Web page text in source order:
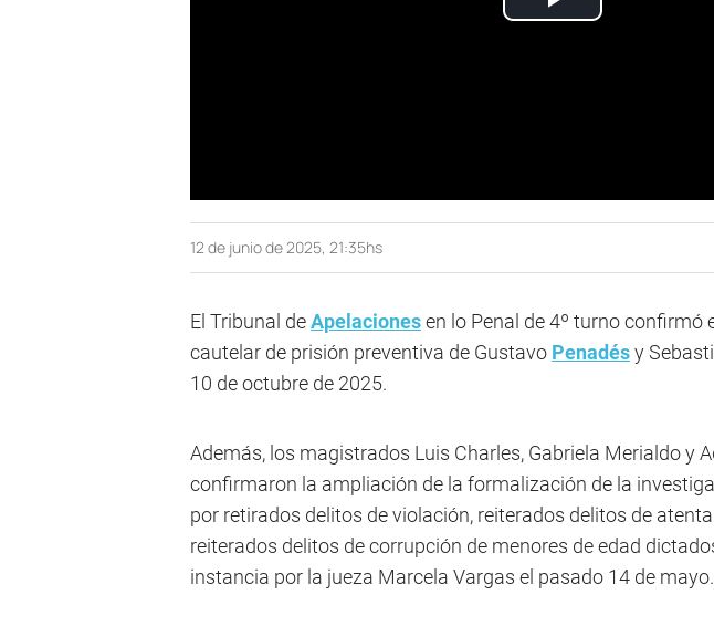
Play
12 de junio de 2025, 21:35hs
El Tribunal deApelacionesen lo Penal de 4º turno confirmó
cautelar de prisión preventiva de Gustavo Penadésy
10 de octubre de 2025.
Además, los magistrados Luis Charles, Gabriela Merialdo y
confirmaron la ampliación de la formalización de la
por retirados delitos de violación, reiterados delitos de
reiterados delitos de corrupción de menores de edad
instancia por la jueza Marcela Vargas el pasado 14 de mayo.